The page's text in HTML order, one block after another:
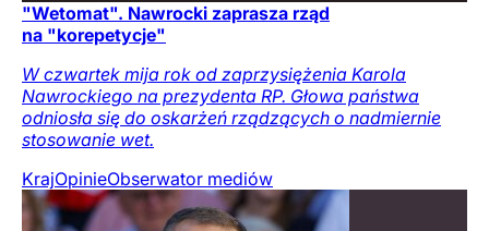
"Wetomat". Nawrocki zaprasza rząd
na "korepetycje"
W czwartek mija rok od zaprzysiężenia Karola
Nawrockiego na prezydenta RP. Głowa państwa
odniosła się do oskarżeń rządzących o nadmiernie
stosowanie wet.
KrajOpinieObserwator mediów